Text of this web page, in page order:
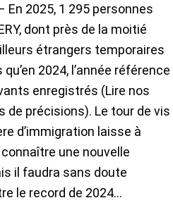
En 2025, 1 295 personnes
dont près de la moitié
étrangers temporaires
2024, l’année référence
enregistrés (Lire nos
de précisions). Le tour de vis
d’immigration laisse à
une nouvelle
il faudra sans doute
le record de 2024…